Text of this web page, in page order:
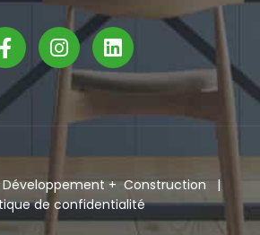
+ Construction |
de confidentialité